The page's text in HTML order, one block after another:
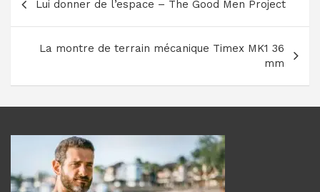
de
l’article
Lui donner de l’espace – The Good Men Project
La montre de terrain mécanique Timex MK1 36
mm